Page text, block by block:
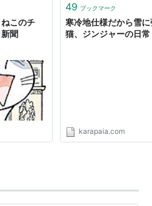
このチ
聞
49 ブックマーク
寒冷地仕様だから雪
猫、ジンジャーの日常
karapaia.com